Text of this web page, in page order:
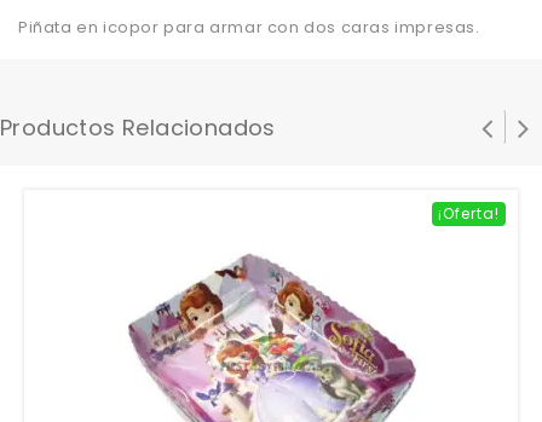
Piñata en icopor para armar con dos caras impresas.
Productos Relacionados
¡Oferta!